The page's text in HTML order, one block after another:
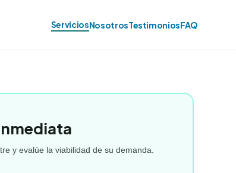
ServiciosNosotrosTestimoniosFAQ
y evalúe la viabilidad de su demanda.